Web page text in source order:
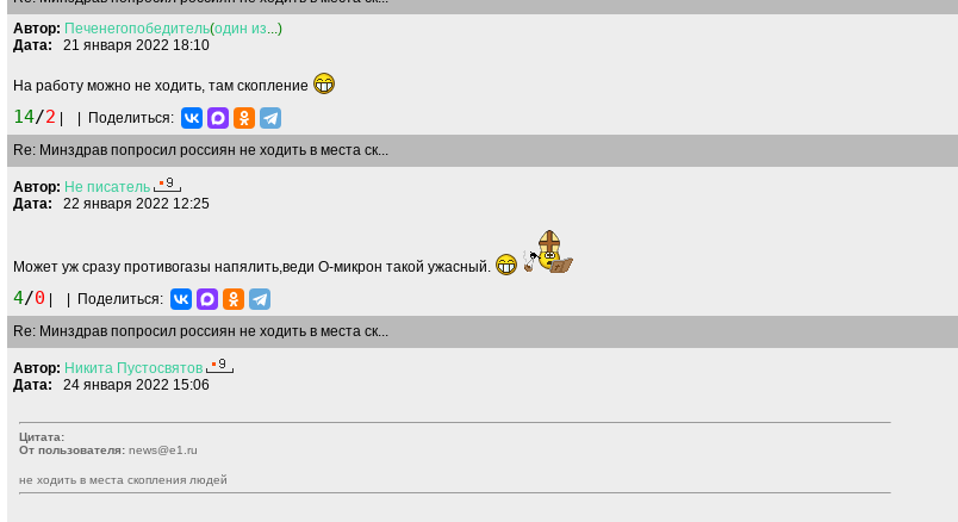
Автор: Печенегопобедитель(один из...)
Дата: 21 января 2022 18:10
На работу можно не ходить, там скопление
14/2
Поделиться:
Re: Минздрав попросил россиян не ходить в места ск...
Автор: Не писатель
Дата: 22 января 2022 12:25
Может уж сразу противогазы напялить,веди О-микрон такой ужасный.
4/0
Поделиться:
Re: Минздрав попросил россиян не ходить в места ск...
Автор: Никита Пустосвятов
Дата: 24 января 2022 15:06
Цитата:
От пользователя: news@e1.ru
не ходить в места скопления людей